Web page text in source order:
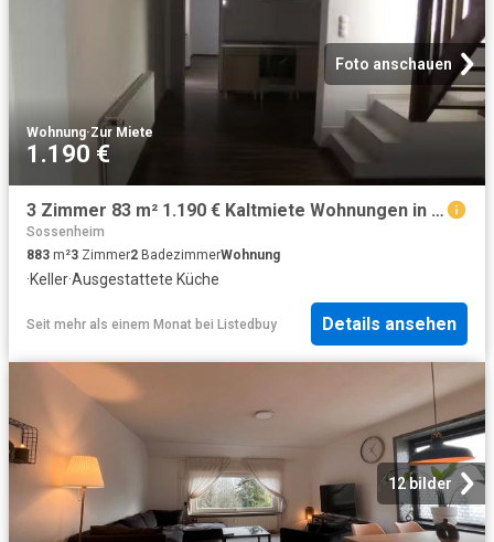
Foto anschauen
Wohnung·Zur Miete
1.190 €
3 Zimmer 83 m² 1.190 € Kaltmiete Wohnungen in Frankfurt a.
Sossenheim
883 m²3 Zimmer2 BadezimmerWohnung
·Keller·Ausgestattete Küche
Seit mehr als einem Monat bei Listedbuy Details ansehen
12 bilder